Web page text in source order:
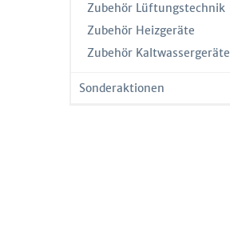
Zubehör Lüftungstechnik
Zubehör Heizgeräte
Zubehör Kaltwassergeräte
Sonderaktionen